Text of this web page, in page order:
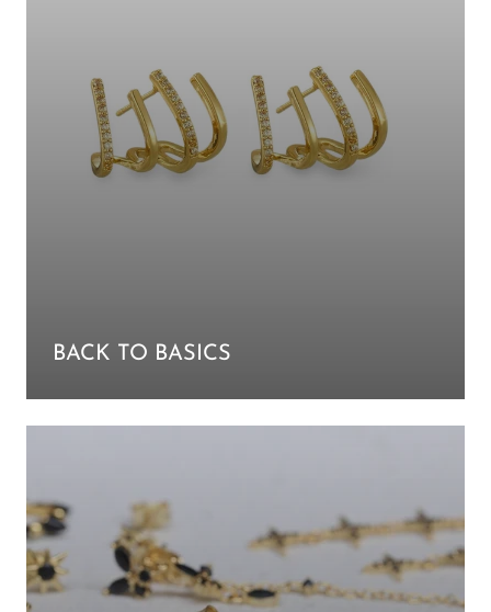
BACK TO BASICS